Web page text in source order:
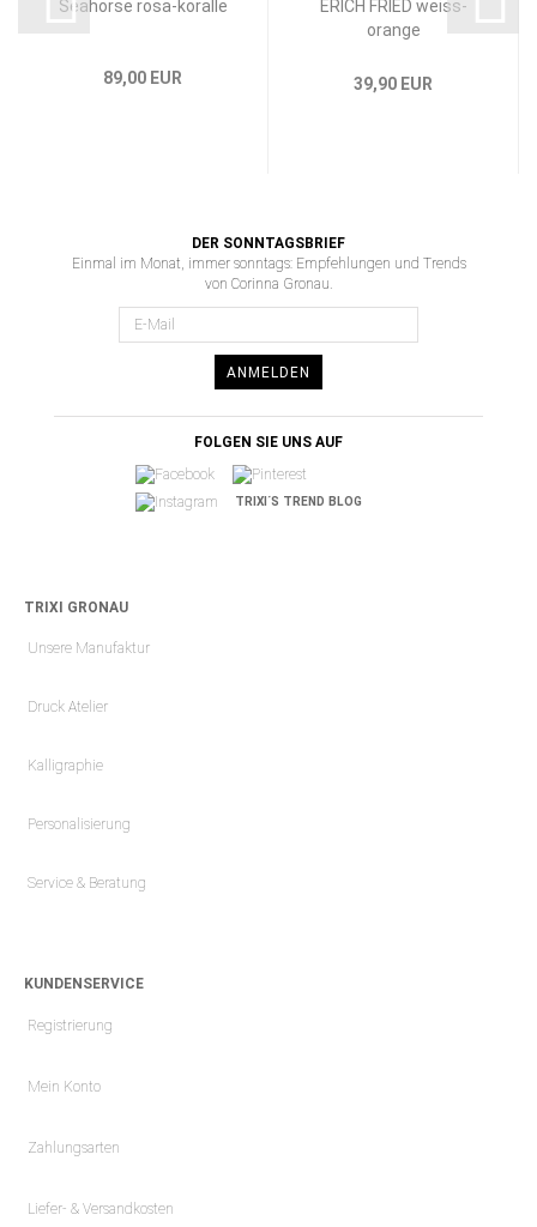
Seahorse rosa-koralle
89,00 EUR
ERICH FRIED weiss-
orange
39,90 EUR
DER SONNTAGSBRIEF
Einmal im Monat, immer sonntags: Empfehlungen und Trends
von Corinna Gronau.
ANMELDEN
FOLGEN SIE UNS AUF
TRIXI´S TREND BLOG
TRIXI GRONAU
Unsere Manufaktur
Druck Atelier
Kalligraphie
Personalisierung
Service & Beratung
KUNDENSERVICE
Registrierung
Mein Konto
Zahlungsarten
Liefer- & Versandkosten